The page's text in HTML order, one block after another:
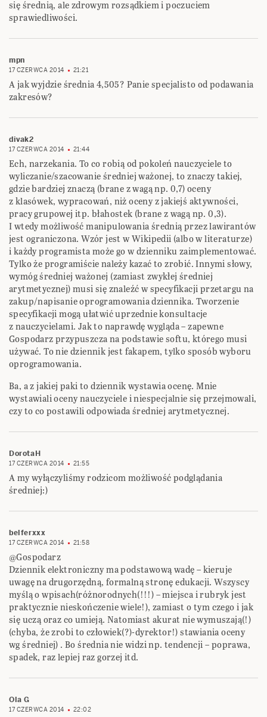
się średnią, ale zdrowym rozsądkiem i poczuciem
sprawiedliwości.
mpn
17 CZERWCA 2014 21:21
A jak wyjdzie średnia 4,505? Panie specjalisto od podawania
zakresów?
divak2
17 CZERWCA 2014 21:44
Ech, narzekania. To co robią od pokoleń nauczyciele to
wyliczanie/szacowanie średniej ważonej, to znaczy takiej,
gdzie bardziej znaczą (brane z wagą np. 0,7) oceny
z klasówek, wypracowań, niż oceny z jakiejś aktywności,
pracy grupowej itp. błahostek (brane z wagą np. 0,3).
I wtedy możliwość manipulowania średnią przez lawirantów
jest ograniczona. Wzór jest w Wikipedii (albo w literaturze)
i każdy programista może go w dzienniku zaimplementować.
Tylko że programiście należy kazać to zrobić. Innymi słowy,
wymóg średniej ważonej (zamiast zwykłej średniej
arytmetycznej) musi się znaleźć w specyfikacji przetargu na
zakup/napisanie oprogramowania dziennika. Tworzenie
specyfikacji mogą ułatwić uprzednie konsultacje
z nauczycielami. Jak to naprawdę wygląda – zapewne
Gospodarz przypuszcza na podstawie softu, którego musi
używać. To nie dziennik jest fakapem, tylko sposób wyboru
oprogramowania.
Ba, a z jakiej paki to dziennik wystawia ocenę. Mnie
wystawiali oceny nauczyciele i niespecjalnie się przejmowali,
czy to co postawili odpowiada średniej arytmetycznej.
DorotaH
17 CZERWCA 2014 21:55
A my wyłączyliśmy rodzicom możliwość podglądania
średniej:)
belferxxx
17 CZERWCA 2014 21:58
@Gospodarz
Dziennik elektroniczny ma podstawową wadę – kieruje
uwagę na drugorzędną, formalną stronę edukacji. Wszyscy
myślą o wpisach(różnorodnych(!!!) – miejsca i rubryk jest
praktycznie nieskończenie wiele!), zamiast o tym czego i jak
się uczą oraz co umieją. Natomiast akurat nie wymuszają(!)
(chyba, że zrobi to człowiek(?)-dyrektor!) stawiania oceny
wg średniej) . Bo średnia nie widzi np. tendencji – poprawa,
spadek, raz lepiej raz gorzej itd.
Ola G
17 CZERWCA 2014 22:02